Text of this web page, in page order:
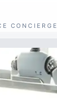
CONCIERGE